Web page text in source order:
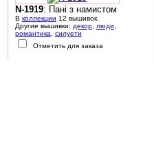
N-1919: Пані з намистом
В коллекции 12 вышивок.
Другие вышивки: декор, люди
романтика
силуети
Отметить для заказа